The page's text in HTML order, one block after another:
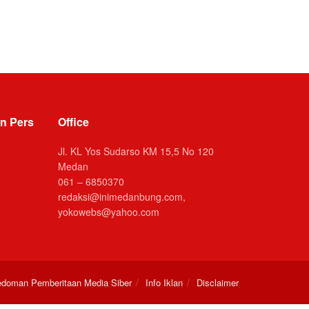
Pers
Office
Jl. KL Yos Sudarso KM 15,5 No 120
Medan
061 – 6850370
redaksi@inimedanbung.com,
yokowebs@yahoo.com
Pemberitaan Media Siber Info Iklan Disclaimer